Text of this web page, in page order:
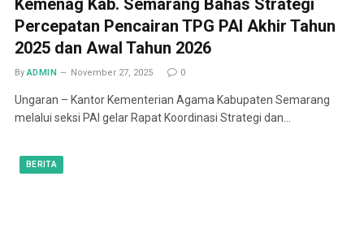
Kemenag Kab. Semarang Bahas Strategi
Percepatan Pencairan TPG PAI Akhir Tahun
2025 dan Awal Tahun 2026
By ADMIN November 27, 2025 0
Ungaran – Kantor Kementerian Agama Kabupaten Semarang
melalui seksi PAI gelar Rapat Koordinasi Strategi dan…
BERITA